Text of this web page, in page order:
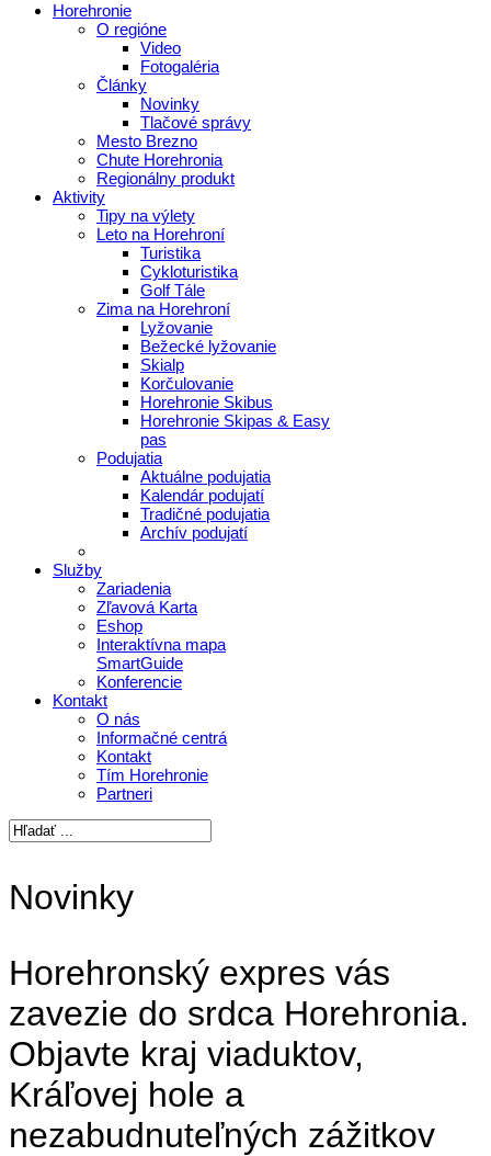
Horehronie
O regióne
Video
Fotogaléria
Články
Novinky
Tlačové správy
Mesto Brezno
Chute Horehronia
Regionálny produkt
Aktivity
Tipy na výlety
Leto na Horehroní
Turistika
Cykloturistika
Golf Tále
Zima na Horehroní
Lyžovanie
Bežecké lyžovanie
Skialp
Korčulovanie
Horehronie Skibus
Horehronie Skipas & Easy
pas
Podujatia
Aktuálne podujatia
Kalendár podujatí
Tradičné podujatia
Archív podujatí
Služby
Zariadenia
Zľavová Karta
Eshop
Interaktívna mapa
SmartGuide
Konferencie
Kontakt
O nás
Informačné centrá
Kontakt
Tím Horehronie
Partneri
Novinky
Horehronský expres vás
zavezie do srdca Horehronia.
Objavte kraj viaduktov,
Kráľovej hole a
nezabudnuteľných zážitkov